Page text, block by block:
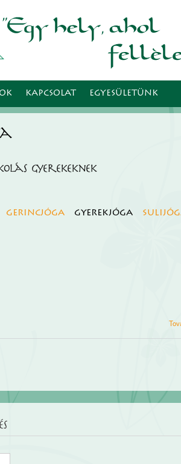
KAPCSOLAT EGYESÜLETÜNK
gyerekeknek
gerincjóga gyerekjóga